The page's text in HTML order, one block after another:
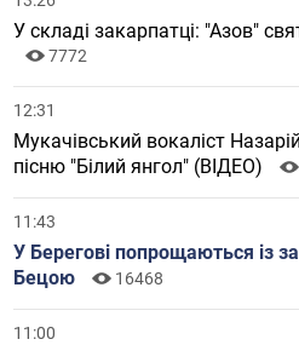
У складі закарпатці: "Азов"
7772
12:31
Мукачівський вокаліст
пісню "Білий янгол" (ВІДЕО)
11:43
У Берегові попрощаються із
Бецою
16468
11:00